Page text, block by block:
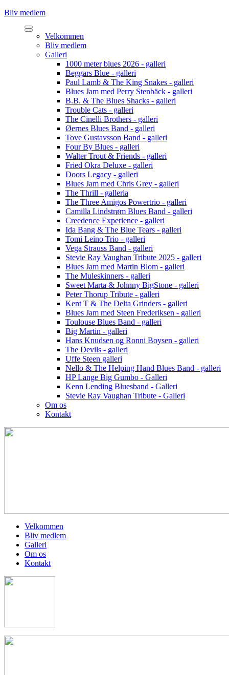
Bliv medlem
Velkommen
Bliv medlem
Galleri
1000 meter blues 2026 - galleri
Beggars Blue - galleri
Paul Lamb & The King Snakes - galleri
Blues Jam med Perry Stenbäck - galleri
B.B. & The Blues Shacks - galleri
Trouble Cats - galleri
The Cinelli Brothers - galleri
Øernes Blues Band - galleri
Tove Gustavsson Band - galleri
Four By Blues - galleri
Walter Trout & Friends - galleri
Fried Okra Deluxe - galleri
Doors Legacy - galleri
Blues Jam med Chris Grey - galleri
The Thrill - galleria
The Three Amigos Powertrio - galleri
Camilla Lindstrøm Blues Band - galleri
Creedence Experience - galleri
Ida Bang & The Blue Tears - galleri
Tomi Leino Trio - galleri
Vega Strauss Band - galleri
Stevie Ray Vaughan Tribute 2025 - galleri
Blues Jam med Martin Blom - galleri
The Muleskinners - galleri
Sweet Marta & Johnny BigStone - galleri
Peter Thorup Tribute - galleri
Kent T & The Delta Grinders - galleri
Blues Jam med Steen Frederiksen - galleri
Toulouse Blues Band - galleri
Big Martin - galleri
Hans Knudsen og Ronni Boysen - galleri
The Devils - galleri
Uffe Steen galleri
Nello & The Helping Hand Blues Band - galleri
HP Lange Big Gumbo - Galleri
Kenn Lending Bluesband - Galleri
Stevie Ray Vaughan Tribute - Galleri
Om os
Kontakt
Velkommen
Bliv medlem
Galleri
Om os
Kontakt